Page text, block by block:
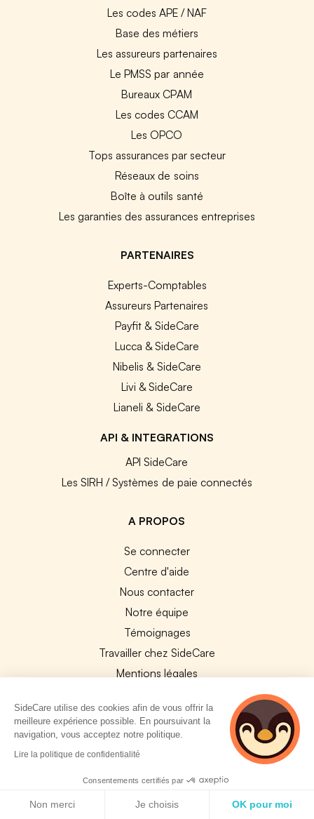
Les codes APE / NAF
Base des métiers
Les assureurs partenaires
Le PMSS par année
Bureaux CPAM
Les codes CCAM
Les OPCO
Tops assurances par secteur
Réseaux de soins
Boîte à outils santé
Les garanties des assurances entreprises
PARTENAIRES
Experts-Comptables
Assureurs Partenaires
Payfit & SideCare
Lucca & SideCare
Nibelis & SideCare
Livi & SideCare
Lianeli & SideCare
API & INTEGRATIONS
API SideCare
Les SIRH / Systèmes de paie connectés
A PROPOS
Se connecter
Centre d'aide
Nous contacter
Notre équipe
Témoignages
Travailler chez SideCare
Mentions légales
Cookies
NOS APPS
Google Play
SideCare utilise des cookies afin de vous offrir la
meilleure expérience possible. En poursuivant la
navigation, vous acceptez notre politique.
Lire la politique de confidentialité
Consentements certifiés par
Non merci Je choisis OK pour moi
5 personnes
consultent
actuellement cette